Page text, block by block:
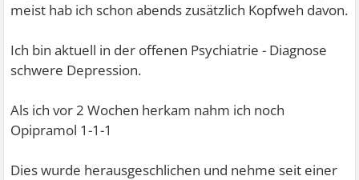
meist hab ich schon abends zusätzlich Kopfweh davon.
Ich bin aktuell in der offenen Psychiatrie - Diagnose
schwere Depression.
Als ich vor 2 Wochen herkam nahm ich noch
Opipramol 1-1-1
Dies wurde herausgeschlichen und nehme seit einer